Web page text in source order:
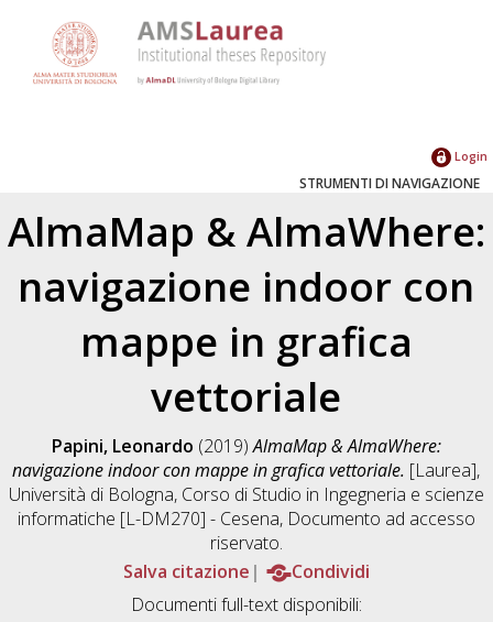
Login
STRUMENTI DI NAVIGAZIONE
AlmaMap & AlmaWhere:
navigazione indoor con
mappe in grafica
vettoriale
Papini, Leonardo (2019)AlmaMap & AlmaWhere:
navigazione indoor con mappe in grafica vettoriale. [Laurea],
Università di Bologna, Corso di Studio in Ingegneria e scienze
informatiche [L-DM270] - Cesena, Documento ad accesso
riservato.
Salva citazione
Condividi
Documenti full-text disponibili: